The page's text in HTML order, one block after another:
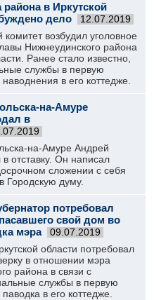
в Иркутской
дело
12.07.2019
возбудил уголовное
Нижнеудинского района
Ранее стало известно,
службы в первую
в его коттедже.
на-Амуре
в
на-Амуре Андрей
отставку. Он написал
сложении с себя
Городскую думу.
потребовал
свой дом во
мэра
09.07.2019
области потребовал
в отношении мэра
района в связи с
службы в первую
в его коттедже.